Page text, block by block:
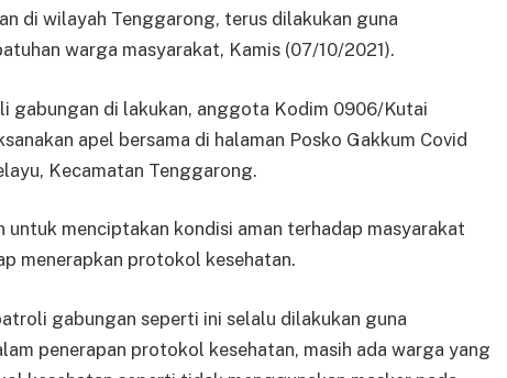
di wilayah Tenggarong, terus dilakukan guna
warga masyarakat, Kamis (07/10/2021).
gabungan di lakukan, anggota Kodim 0906/Kutai
apel bersama di halaman Posko Gakkum Covid
Kecamatan Tenggarong.
menciptakan kondisi aman terhadap masyarakat
menerapkan protokol kesehatan.
gabungan seperti ini selalu dilakukan guna
penerapan protokol kesehatan, masih ada warga yang